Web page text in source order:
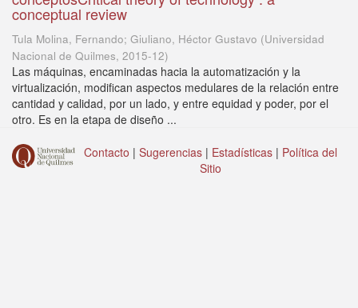
conceptual review
Tula Molina, Fernando; Giuliano, Héctor Gustavo (Universidad
Nacional de Quilmes, 2015-12)
Las máquinas, encaminadas hacia la automatización y la
virtualización, modifican aspectos medulares de la relación entre
cantidad y calidad, por un lado, y entre equidad y poder, por el
otro. Es en la etapa de diseño ...
Contacto | Sugerencias | Estadísticas | Política del
Sitio